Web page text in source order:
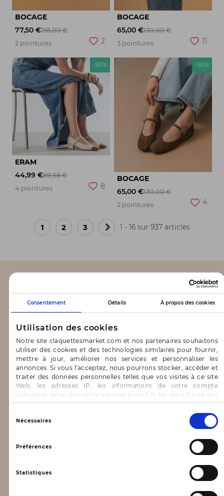
Consentement Détails À propos des cookies
Utilisation des cookies
Notre site claquettesmarket.com et nos partenaires souhaitons
utiliser des cookies et des technologies similaires pour fournir,
mettre à jour, améliorer nos services et personnaliser les
annonces. Si vous l’acceptez, nous pourrons stocker, accéder et
traiter des données personnelles telles que vos visites à ce site
Web, les adresses IP, les informations de votre compte
utilisateur telles que votre adresse e-mail et les identifiants des
cookies.
Vous avez le choix d’« Accepter » pour consentir à ces
utilisations, de « Refuser » pour vous y opposer ou
de sélectionner vos préférences concernant chaque catégorie
de cookie en cliquant sur « Valider la sélection » pour valider vos
options. Vous pouvez à tout moment modifier vos préférences
Nécessaires
Préférences
Statistiques
BOCAGE
77,50 €155,00 €
2 pointures
2
BOCAGE
65,00 €130,00 €
3 pointures
11
-50%
ERAM
44,99 €89,98 €
4 pointures
8
-50%
BOCAGE
65,00 €130,00 €
2 pointures
4
1 2 3
Page
1 - 16 sur 937 articles
CLAQUETTES MARKET
Blog
CONTACT & AIDE
FAQ
Nous contacter
INFORMATIONS
Mentions légales
Données personnelles, vie privée